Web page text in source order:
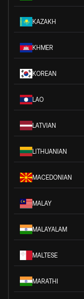
KAZAKH
KHMER
KOREAN
LAO
LATVIAN
LITHUANIAN
MACEDONIAN
MALAY
MALAYALAM
MALTESE
MARATHI